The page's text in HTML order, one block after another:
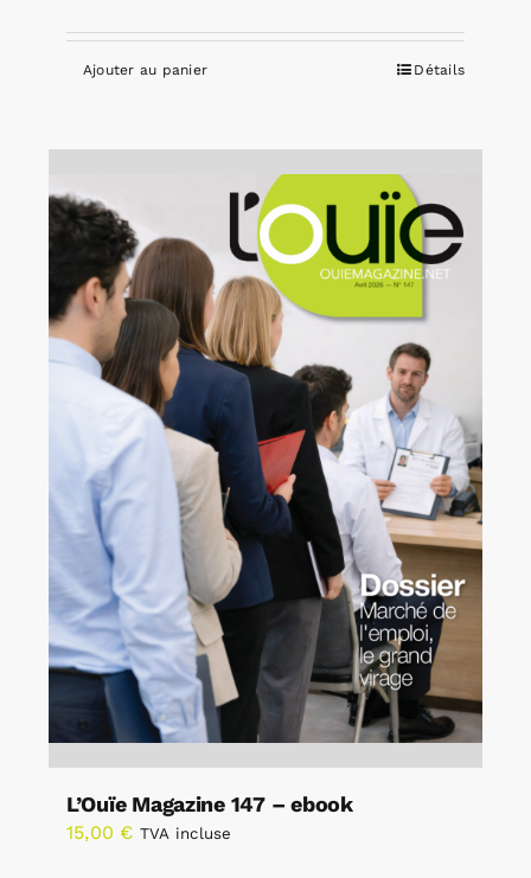
Ajouter au panier Détails
L’Ouïe Magazine 147 – ebook
15,00 € TVA incluse